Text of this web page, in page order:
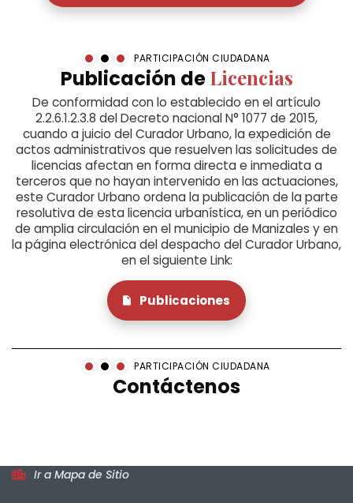
PARTICIPACIÓN CIUDADANA
Publicación deLicencias
De conformidad con lo establecido en el artículo
2.2.6.1.2.3.8 del Decreto nacional N° 1077 de 2015,
cuando a juicio del Curador Urbano, la expedición de
actos administrativos que resuelven las solicitudes de
licencias afectan en forma directa e inmediata a
terceros que no hayan intervenido en las actuaciones,
este Curador Urbano ordena la publicación de la parte
resolutiva de esta licencia urbanística, en un periódico
de amplia circulación en el municipio de Manizales y en
la página electrónica del despacho del Curador Urbano,
en el siguiente Link:
Publicaciones
PARTICIPACIÓN CIUDADANA
Contáctenos
Horarios
Ir a Mapa de Sitio